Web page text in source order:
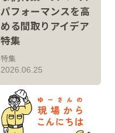
パフォーマンスを高
める間取りアイデア
特集
2026.06.25
特集